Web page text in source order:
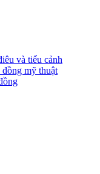
và tiểu cảnh
mỹ thuật